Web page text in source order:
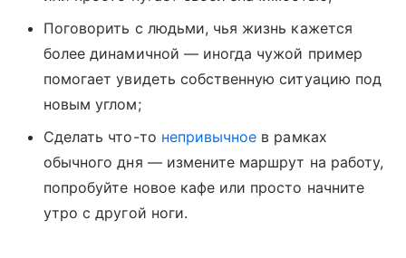
Поговорить с людьми, чья жизнь кажется
более динамичной — иногда чужой пример
помогает увидеть собственную ситуацию под
новым углом;
Сделать что-то непривычное в рамках
обычного дня — измените маршрут на работу,
попробуйте новое кафе или просто начните
утро с другой ноги.